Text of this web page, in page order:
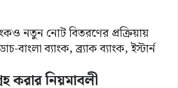
নতুন নোট বিতরণের প্রক্রিয়ায়
বাংলা ব্যাংক, ব্র্যাক ব্যাংক, ইস্টার্ন
করার নিয়মাবলী